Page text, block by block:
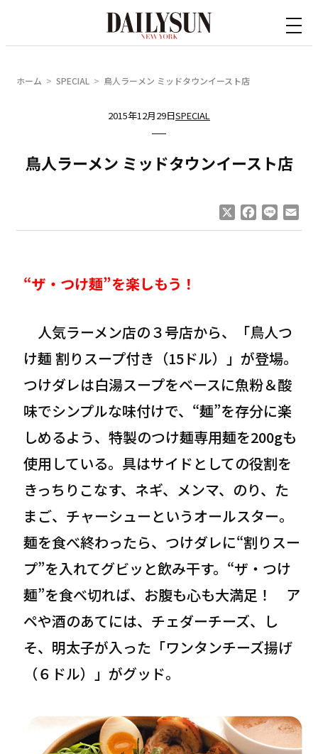
ホーム SPECIAL 鳥人ラーメン ミッドタウンイースト店
2015年12月29日SPECIAL
鳥人ラーメン ミッドタウンイースト店
Facebook
Line
“ザ・つけ麺”を楽しもう！
人気ラーメン店の３号店から、「鳥人つ
け麺 割りスープ付き（15ドル）」が登場。
つけダレは白湯スープをベースに魚粉＆酸
味でシンプルな味付けで、“麺”を存分に楽
しめるよう、特製のつけ麺専用麺を200gも
使用している。具はサイドとしての役割を
きっちりこなす、ネギ、メンマ、のり、た
まご、チャーシューというオールスター。
麺を食べ終わったら、つけダレに“割りスー
プ”を入れてグビッと飲み干す。“ザ・つけ
麺”を食べ切れば、お腹も心も大満足！ ア
ペや酒のあてには、チェダーチーズ、し
そ、明太子が入った「ワンタンチーズ揚げ
（６ドル）」がグッド。